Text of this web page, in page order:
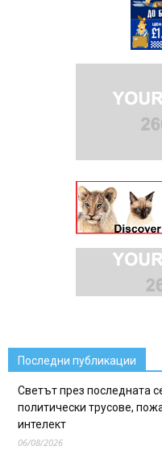
Последни публикации
Светът през последната
политически трусове,
интелект
06/08/2026